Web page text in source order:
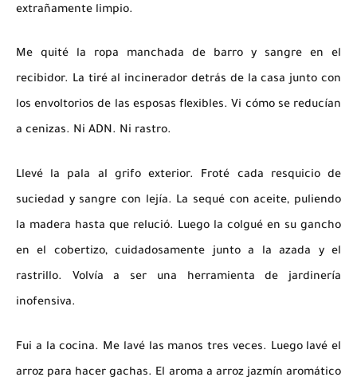
extrañamente limpio.
Me quité la ropa manchada de barro y sangre en el
recibidor. La tiré al incinerador detrás de la casa junto con
los envoltorios de las esposas flexibles. Vi cómo se reducían
a cenizas. Ni ADN. Ni rastro.
Llevé la pala al grifo exterior. Froté cada resquicio de
suciedad y sangre con lejía. La sequé con aceite, puliendo
la madera hasta que relució. Luego la colgué en su gancho
en el cobertizo, cuidadosamente junto a la azada y el
rastrillo. Volvía a ser una herramienta de jardinería
inofensiva.
Fui a la cocina. Me lavé las manos tres veces. Luego lavé el
arroz para hacer gachas. El aroma a arroz jazmín aromático